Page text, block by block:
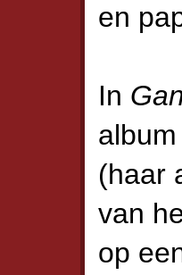
en
In
(haar
van
op